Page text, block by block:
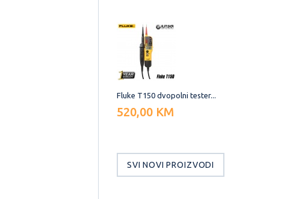
Fluke T150 dvopolni tester...
520,00 KM
SVI NOVI PROIZVODI